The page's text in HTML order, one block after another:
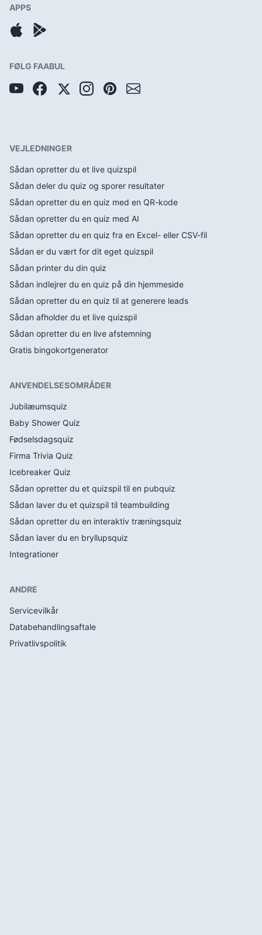
APPS
FØLG FAABUL
VEJLEDNINGER
Sådan opretter du et live quizspil
Sådan deler du quiz og sporer resultater
Sådan opretter du en quiz med en QR-kode
Sådan opretter du en quiz med AI
Sådan opretter du en quiz fra en Excel- eller CSV-fil
Sådan er du vært for dit eget quizspil
Sådan printer du din quiz
Sådan indlejrer du en quiz på din hjemmeside
Sådan opretter du en quiz til at generere leads
Sådan afholder du et live quizspil
Sådan opretter du en live afstemning
Gratis bingokortgenerator
ANVENDELSESOMRÅDER
Jubilæumsquiz
Baby Shower Quiz
Fødselsdagsquiz
Firma Trivia Quiz
Icebreaker Quiz
Sådan opretter du et quizspil til en pubquiz
Sådan laver du et quizspil til teambuilding
Sådan opretter du en interaktiv træningsquiz
Sådan laver du en bryllupsquiz
Integrationer
ANDRE
Servicevilkår
Databehandlingsaftale
Privatlivspolitik